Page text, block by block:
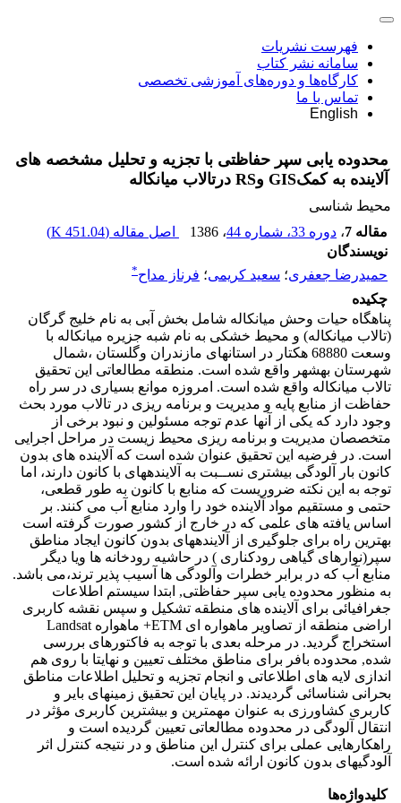
فهرست نشریات
سامانه نشر کتاب
کارگاه‌ها و دوره‌های آموزشی تخصصی
تماس با ما
English
محدوده یابی سپر حفاظتی با تجزیه و تحلیل مشخصه های
آلاینده به کمکGIS وRS درتالاب میانکاله
محیط شناسی
مقاله 7
، دوره 33، شماره 44 ، 1386 اصل مقاله (451.04 K
)
نویسندگان
حمیدرضا جعفری؛ سعید کریمی؛ فرناز مداح*
چکیده
پناهگاه حیات وحش میانکاله شامل بخش آبی به نام خلیج گرگان
(تالاب میانکاله) و محیط خشکی به نام شبه جزیره میانکاله با
وسعت 68880 هکتار در استانهای مازندران وگلستان ،شمال
شهرستان بهشهر واقع شده است. منطقه مطالعاتی این تحقیق
تالاب میانکاله واقع شده است. امروزه موانع بسیاری در سر راه
حفاظت از منابع پایه و مدیریت و برنامه ریزی در تالاب مورد بحث
وجود دارد که یکی از آنها عدم توجه مسئولین و نبود برخی از
متخصصان مدیریت و برنامه ریزی محیط زیست در مراحل اجرایی
است. در فرضیه این تحقیق عنوان شده است که آلاینده های بدون
کانون بار آلودگی بیشتری نســبت به آلایندههای با کانون دارند، اما
توجه به این نکته ضروریست که منابع با کانون به طور قطعی،
حتمی و مستقیم مواد آلاینده خود را وارد منابع آب می کنند. بر
اساس یافته های علمی که در خارج از کشور صورت گرفته است
بهترین راه برای جلوگیری از آلایندههای بدون کانون ایجاد مناطق
سپر(نوارهای گیاهی رودکناری ) در حاشیه رودخانه ها ویا دیگر
منابع آب که در برابر خطرات وآلودگی ها آسیب پذیر ترند،می باشد.
به منظور محدوده یابی سپر حفاظتی, ابتدا سیستم اطلاعات
جغرافیائی برای آلاینده های منطقه تشکیل و سپس نقشه کاربری
اراضی منطقه از تصاویر ماهواره ای ETM+ ماهواره Landsat
استخراج گردید. در مرحله بعدی با توجه به فاکتورهای بررسی
شده, محدوده بافر برای مناطق مختلف تعیین و نهایتا با روی هم
اندازی لایه های اطلاعاتی و انجام تجزیه و تحلیل اطلاعات مناطق
بحرانی شناسائی گردیدند. در پایان این تحقیق زمینهای بایر و
کاربری کشاورزی به عنوان مهمترین و بیشترین کاربری مؤثر در
انتقال آلودگی در محدوده مطالعاتی تعیین گردیده است و
راهکارهایی عملی برای کنترل این مناطق و در نتیجه کنترل اثر
آلودگیهای بدون کانون ارائه شده است.
کلیدواژه‌ها